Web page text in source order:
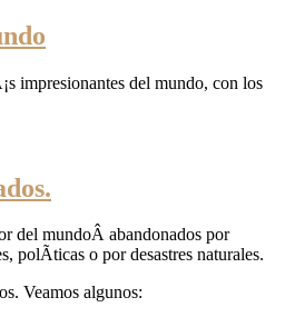
impresionantes del mundo, con los
del mundoÂ abandonados por
polÃ­ticas o por desastres naturales.
Veamos algunos: